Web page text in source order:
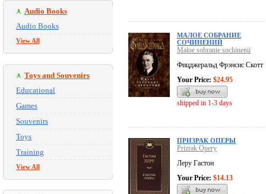
Audio Books
Audio Books
View All
Toys and Souvenirs
Educational
Games
Souvenirs
Toys
Training
View All
МАЛОЕ СОБРАНИЕ
СОЧИНЕНИЙ
Maloe sobranie sochinenii
Фицджеральд Фрэнсис Скотт
Your Price: $24.95
shipped in 1-3 days
ПРИЗРАК ОПЕРЫ
Prizrak Opery
Леру Гастон
Your Price: $14.13